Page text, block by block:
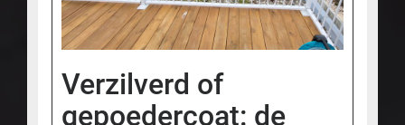
Verzilverd of
gepoedercoat: de